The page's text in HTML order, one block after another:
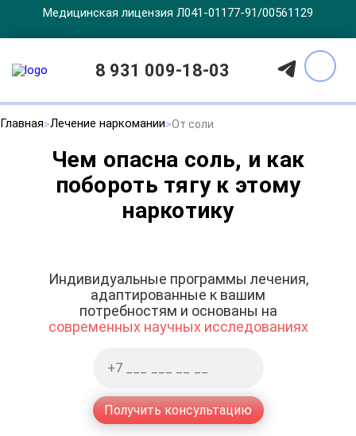
Медицинская лицензия Л041-01177-91/00561129
8 931 009-18-03
Главная Лечение наркомании От соли
Чем опасна соль, и как
побороть тягу к этому
наркотику
Индивидуальные программы лечения,
адаптированные к вашим
потребностям и основаны на
современных научных исследованиях
Получить консультацию